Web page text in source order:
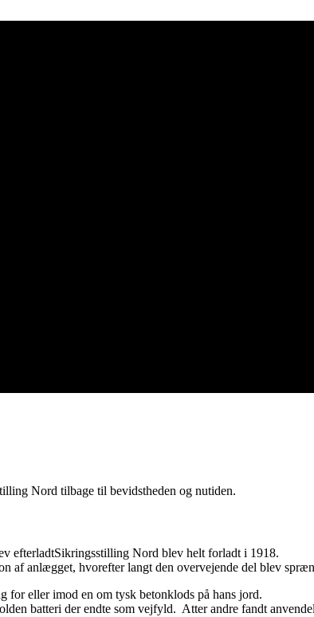
Nord tilbage til bevidstheden og nutiden.
efterladtSikringsstilling Nord blev helt forladt i 1918.
af anlægget, hvorefter langt den overvejende del blev
for eller imod en om tysk betonklods på hans jord.
batteri der endte som vejfyld. Atter andre fandt